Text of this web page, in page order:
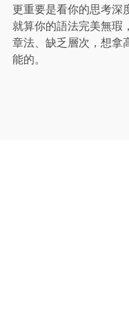
更重要是看你的思考深
就算你的語法完美無瑕
章法、缺乏層次，想拿
能的。